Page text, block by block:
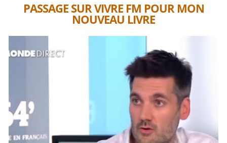
PASSAGE SUR VIVRE FM POUR MON
NOUVEAU LIVRE